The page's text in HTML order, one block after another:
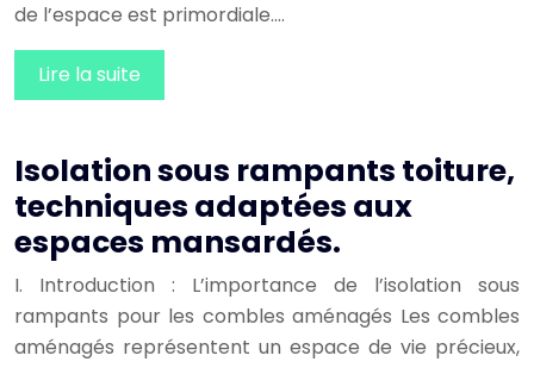
de l’espace est primordiale….
Lire la suite
Isolation sous rampants toiture,
techniques adaptées aux
espaces mansardés.
I. Introduction : L’importance de l’isolation sous
rampants pour les combles aménagés Les combles
aménagés représentent un espace de vie précieux,